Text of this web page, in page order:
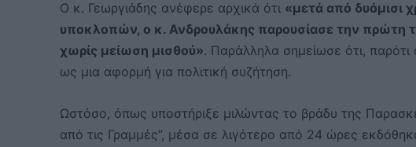
Ο κ. Γεωργιάδης ανέφερε αρχικά ότι «μετά από δυόμισι
υποκλοπών, ο κ. Ανδρουλάκης παρουσίασε την πρώτη
χωρίς μείωση μισθού». Παράλληλα σημείωσε ότι, παρότι
ως μια αφορμή για πολιτική συζήτηση.
Ωστόσο, όπως υποστήριξε μιλώντας το βράδυ της
από τις Γραμμές”, μέσα σε λιγότερο από 24 ώρες